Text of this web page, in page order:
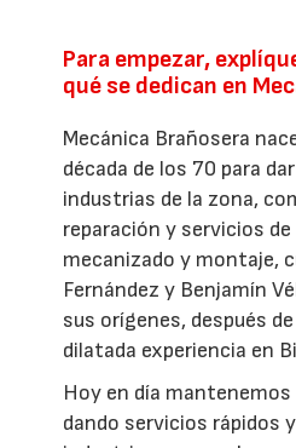
Para empezar,
qué se dedican en
Mecánica Brañosera
década de los 70 para
industrias de la zona,
reparación y servicios de
mecanizado y montaje,
Fernández y Benjamín
sus orígenes, después
dilatada experiencia en
Hoy en día mantenemos
dando servicios rápidos